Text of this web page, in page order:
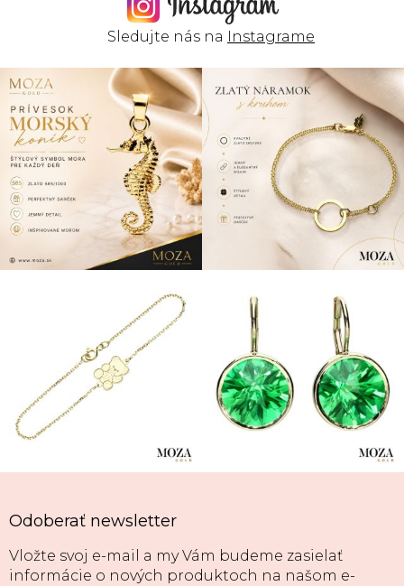
Sledujte nás na Instagrame
Odoberať newsletter
Vložte svoj e-mail a my Vám budeme zasielať
informácie o nových produktoch na našom e-